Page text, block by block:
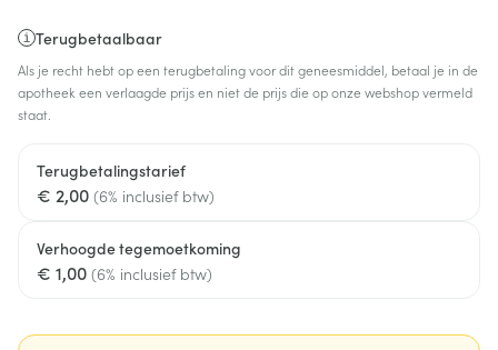
Terugbetaalbaar
Als je recht hebt op een terugbetaling voor dit geneesmiddel, betaal je in de
apotheek een verlaagde prijs en niet de prijs die op onze webshop vermeld
staat.
Terugbetalingstarief
€ 2,00 (6% inclusief btw)
Verhoogde tegemoetkoming
€ 1,00 (6% inclusief btw)